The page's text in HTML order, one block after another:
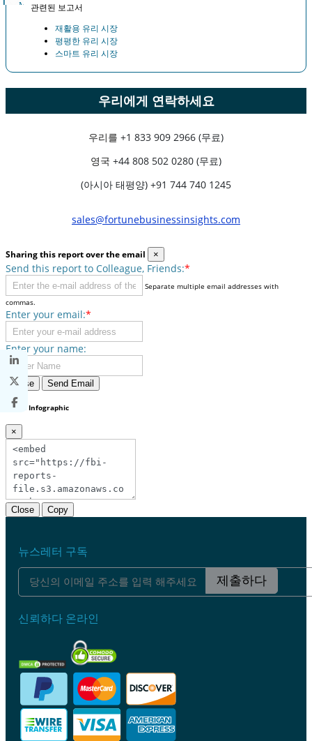
관련된 보고서
재활용 유리 시장
평평한 유리 시장
스마트 유리 시장
우리에게 연락하세요
우리를 +1 833 909 2966 (무료)
영국 +44 808 502 0280 (무료)
(아시아 태평양) +91 744 740 1245
sales@fortunebusinessinsights.com
Sharing this report over the email ×
Send this report to Colleague, Friends:*
Separate multiple email addresses with
commas.
Enter your email:*
Enter your name:
Close Send Email
Share Infographic
×
Close Copy
뉴스레터 구독
제출하다
신뢰하다 온라인